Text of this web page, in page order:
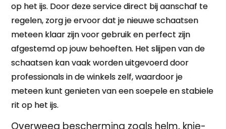
op het ijs. Door deze service direct bij aanschaf te
regelen, zorg je ervoor dat je nieuwe schaatsen
meteen klaar zijn voor gebruik en perfect zijn
afgestemd op jouw behoeften. Het slijpen van de
schaatsen kan vaak worden uitgevoerd door
professionals in de winkels zelf, waardoor je
meteen kunt genieten van een soepele en stabiele
rit op het ijs.
Overweeg bescherming zoals helm, knie-